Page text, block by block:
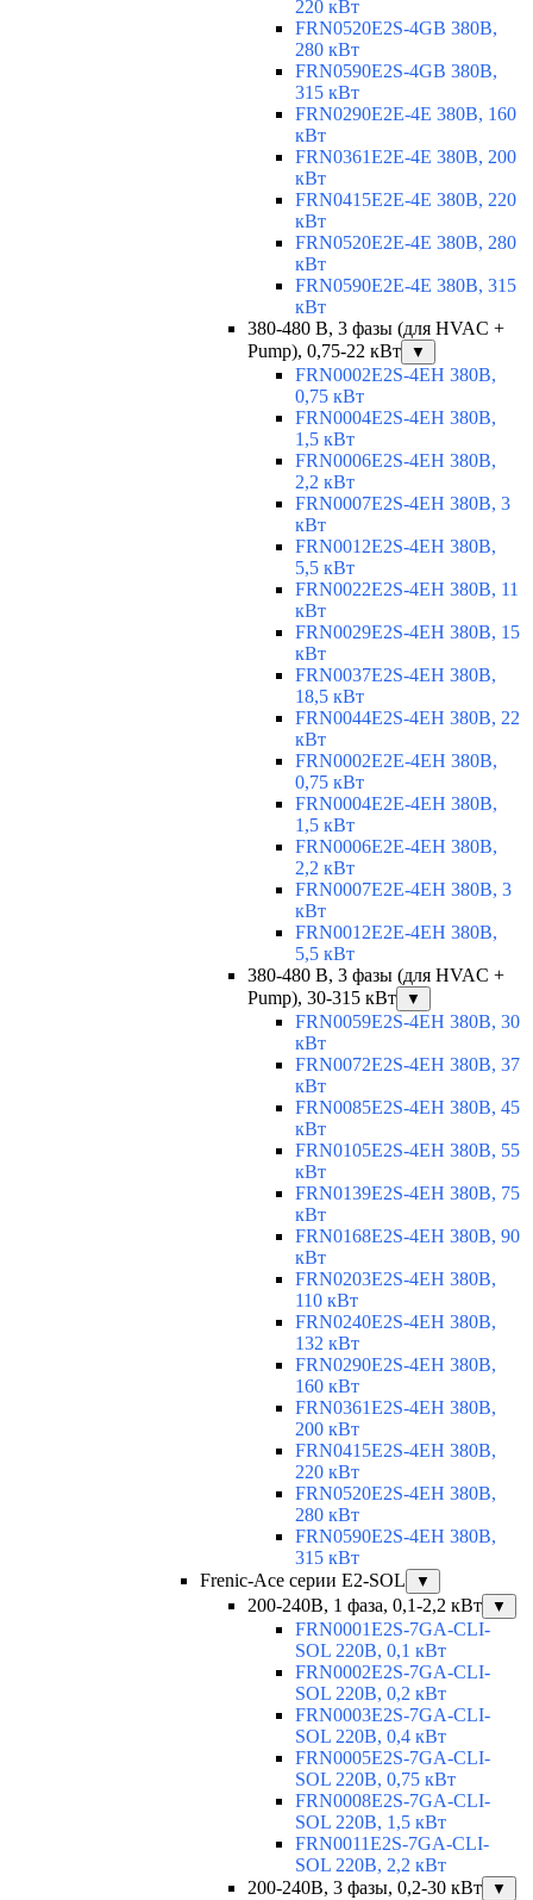
220 кВт
FRN0520E2S-4GB 380В,
280 кВт
FRN0590E2S-4GB 380В,
315 кВт
FRN0290E2E-4E 380В, 160
кВт
FRN0361E2E-4E 380В, 200
кВт
FRN0415E2E-4E 380В, 220
кВт
FRN0520E2E-4E 380В, 280
кВт
FRN0590E2E-4E 380В, 315
кВт
380-480 В, 3 фазы (для HVAC +
Pump), 0,75-22 кВт
▼
FRN0002E2S-4EH 380В,
0,75 кВт
FRN0004E2S-4EH 380В,
1,5 кВт
FRN0006E2S-4EH 380В,
2,2 кВт
FRN0007E2S-4EH 380В, 3
кВт
FRN0012E2S-4EH 380В,
5,5 кВт
FRN0022E2S-4EH 380В, 11
кВт
FRN0029E2S-4EH 380В, 15
кВт
FRN0037E2S-4EH 380В,
18,5 кВт
FRN0044E2S-4EH 380В, 22
кВт
FRN0002E2E-4EH 380В,
0,75 кВт
FRN0004E2E-4EH 380В,
1,5 кВт
FRN0006E2E-4EH 380В,
2,2 кВт
FRN0007E2E-4EH 380В, 3
кВт
FRN0012E2E-4EH 380В,
5,5 кВт
380-480 В, 3 фазы (для HVAC +
Pump), 30-315 кВт
▼
FRN0059E2S-4EH 380В, 30
кВт
FRN0072E2S-4EH 380В, 37
кВт
FRN0085E2S-4EH 380В, 45
кВт
FRN0105E2S-4EH 380В, 55
кВт
FRN0139E2S-4EH 380В, 75
кВт
FRN0168E2S-4EH 380В, 90
кВт
FRN0203E2S-4EH 380В,
110 кВт
FRN0240E2S-4EH 380В,
132 кВт
FRN0290E2S-4EH 380В,
160 кВт
FRN0361E2S-4EH 380В,
200 кВт
FRN0415E2S-4EH 380В,
220 кВт
FRN0520E2S-4EH 380В,
280 кВт
FRN0590E2S-4EH 380В,
315 кВт
Frenic-Ace серии E2-SOL
▼
200-240В, 1 фаза, 0,1-2,2 кВт ▼
FRN0001E2S-7GA-CLI-
SOL 220В, 0,1 кВт
FRN0002E2S-7GA-CLI-
SOL 220В, 0,2 кВт
FRN0003E2S-7GA-CLI-
SOL 220В, 0,4 кВт
FRN0005E2S-7GA-CLI-
SOL 220В, 0,75 кВт
FRN0008E2S-7GA-CLI-
SOL 220В, 1,5 кВт
FRN0011E2S-7GA-CLI-
SOL 220В, 2,2 кВт
200-240В, 3 фазы, 0,2-30 кВт
▼